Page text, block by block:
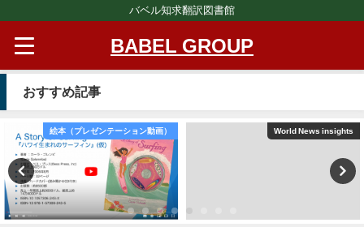
バベル知求翻訳図書館
BABEL GROUP
おすすめ記事
絵本（プレゼンテーション動画） World News insights